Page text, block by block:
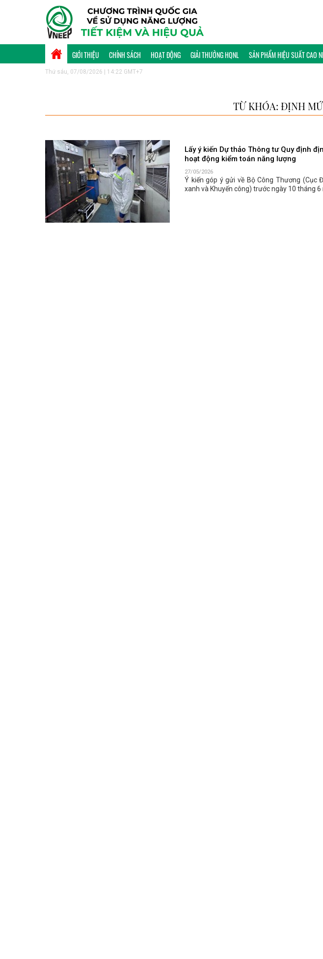
GIỚI THIỆU CHÍNH SÁCH HOẠT ĐỘNG GIẢI THƯỞNG HQNL SẢN PHẨM HIỆU SUẤT CAO
Thứ sáu, 07/08/2026 | 14:22 GMT+7
TỪ KHÓA: ĐỊNH
Lấy ý kiến Dự thảo Thông tư Quy định
hoạt động kiểm toán năng lượng
27/05/2026
Ý kiến góp ý gửi về Bộ Công Thương (Cục
xanh và Khuyến công) trước ngày 10 tháng 6